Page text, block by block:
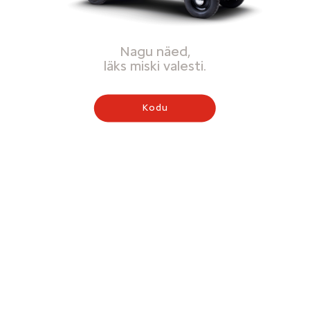
Nagu näed,
läks miski valesti.
Kodu